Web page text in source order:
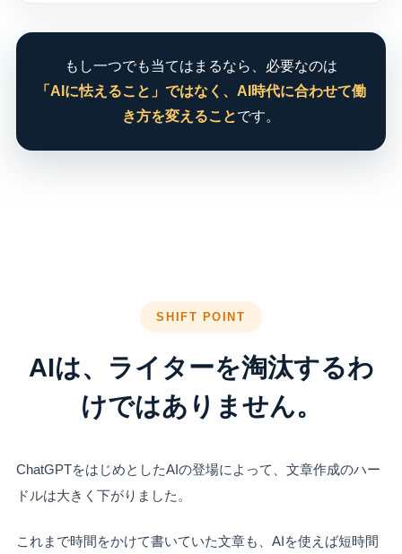
もし一つでも当てはまるなら、必要なのは
「AIに怯えること」ではなく、AI時代に合わせて働
き方を変えることです。
SHIFT POINT
AIは、ライターを淘汰するわ
けではありません。
ChatGPTをはじめとしたAIの登場によって、文章作成のハー
ドルは大きく下がりました。
これまで時間をかけて書いていた文章も、AIを使えば短時間